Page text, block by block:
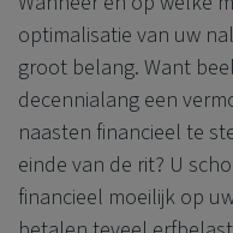
optimalisatie van uw
groot belang. Want
decennialang een
naasten financieel te
einde van de rit? U
financieel moeilijk op